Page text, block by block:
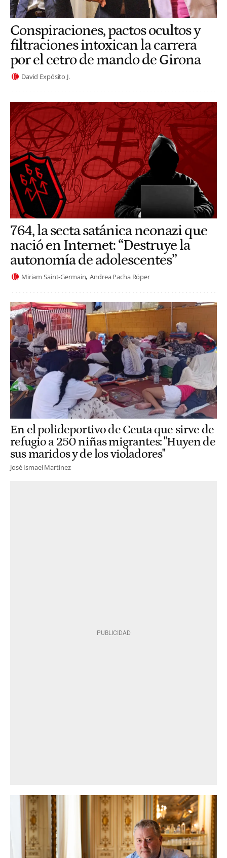
Conspiraciones, pactos ocultos y
filtraciones intoxican la carrera
por el cetro de mando de Girona
David Expósito J.
764, la secta satánica neonazi que
nació en Internet: “Destruye la
autonomía de adolescentes”
Miriam Saint-Germain Andrea Pacha Röper
En el polideportivo de Ceuta que sirve de
refugio a 250 niñas migrantes: "Huyen de
sus maridos y de los violadores"
José Ismael Martínez